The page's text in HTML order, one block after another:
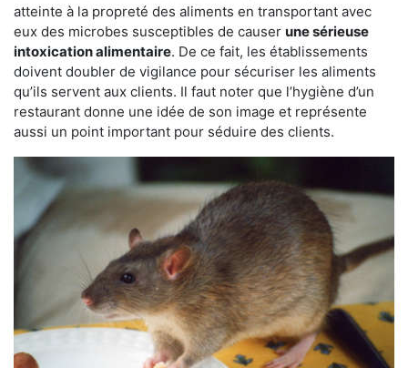
atteinte à la propreté des aliments en transportant avec
eux des microbes susceptibles de causer une sérieuse
intoxication alimentaire. De ce fait, les établissements
doivent doubler de vigilance pour sécuriser les aliments
qu’ils servent aux clients. Il faut noter que l’hygiène d’un
restaurant donne une idée de son image et représente
aussi un point important pour séduire des clients.